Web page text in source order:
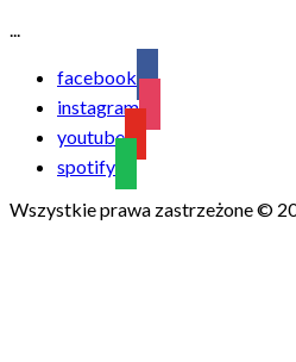
facebook
instagram
youtube
spotify
Wszystkie prawa zastrzeżone ©